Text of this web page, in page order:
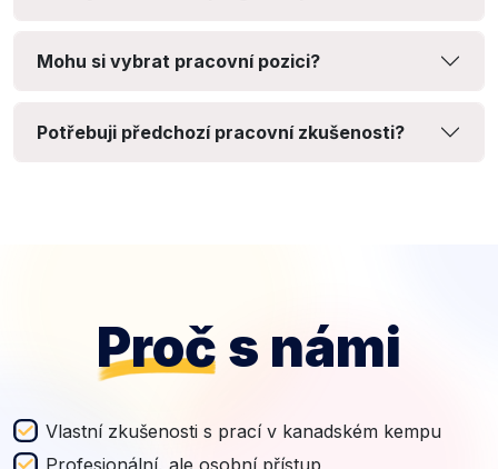
Mohu si vybrat pracovní pozici?
Potřebuji předchozí pracovní zkušenosti?
Proč s námi
Vlastní zkušenosti s prací v kanadském kempu